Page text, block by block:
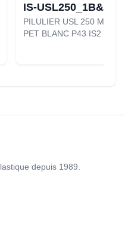
IS-USL250_1B&P
PILULIER USL 250 ML
PET BLANC P43 IS2
depuis 1989.